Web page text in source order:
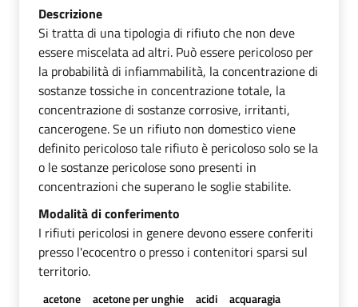
Descrizione
Si tratta di una tipologia di rifiuto che non deve
essere miscelata ad altri. Può essere pericoloso per
la probabilità di infiammabilità, la concentrazione di
sostanze tossiche in concentrazione totale, la
concentrazione di sostanze corrosive, irritanti,
cancerogene. Se un rifiuto non domestico viene
definito pericoloso tale rifiuto è pericoloso solo se la
o le sostanze pericolose sono presenti in
concentrazioni che superano le soglie stabilite.
Modalità di conferimento
I rifiuti pericolosi in genere devono essere conferiti
presso l'ecocentro o presso i contenitori sparsi sul
territorio.
acetone acetone per unghie acidi acquaragia